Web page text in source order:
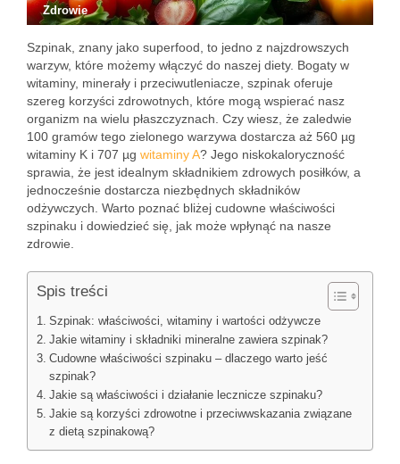
Zdrowie
Szpinak, znany jako superfood, to jedno z najzdrowszych
warzyw, które możemy włączyć do naszej diety. Bogaty w
witaminy, minerały i przeciwutleniacze, szpinak oferuje
szereg korzyści zdrowotnych, które mogą wspierać nasz
organizm na wielu płaszczyznach. Czy wiesz, że zaledwie
100 gramów tego zielonego warzywa dostarcza aż 560 µg
witaminy K i 707 µg witaminy A? Jego niskokaloryczność
sprawia, że jest idealnym składnikiem zdrowych posiłków, a
jednocześnie dostarcza niezbędnych składników
odżywczych. Warto poznać bliżej cudowne właściwości
szpinaku i dowiedzieć się, jak może wpłynąć na nasze
zdrowie.
Spis treści
Szpinak: właściwości, witaminy i wartości odżywcze
Jakie witaminy i składniki mineralne zawiera szpinak?
Cudowne właściwości szpinaku – dlaczego warto jeść
szpinak?
Jakie są właściwości i działanie lecznicze szpinaku?
Jakie są korzyści zdrowotne i przeciwwskazania związane
z dietą szpinakową?